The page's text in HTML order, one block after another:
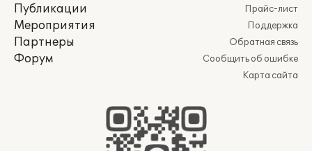
Публикации
Мероприятия
Партнеры
Форум
Прайс-лист
Поддержка
Обратная связь
Сообщить об ошибке
Карта сайта